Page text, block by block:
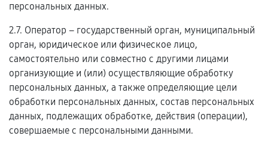
персональных данных.
2.7. Оператор – государственный орган, муниципальный
орган, юридическое или физическое лицо,
самостоятельно или совместно с другими лицами
организующие и (или) осуществляющие обработку
персональных данных, а также определяющие цели
обработки персональных данных, состав персональных
данных, подлежащих обработке, действия (операции),
совершаемые с персональными данными.